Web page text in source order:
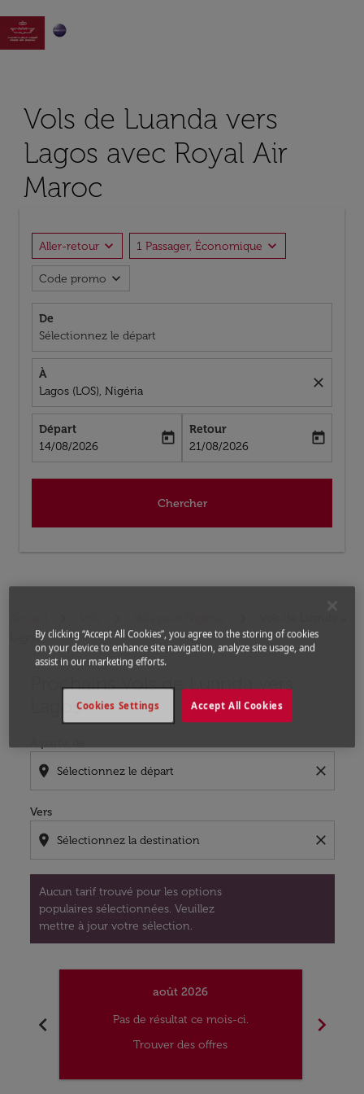

Vols de Luanda vers
Lagos avec Royal Air
Maroc
Aller-retour expand_more 1 Passager, Économique expand_more
Code promo expand_more
De
Sélectionnez le départ
À
Lagos (LOS), Nigéria
close
Départ
fc-booking-departure-date-aria-label
14/08/2026
today
Retour
fc-booking-return-date-aria-label
21/08/2026
today
Chercher
Lagos
Prochains Vols de Luanda vers
Lagos
location_on close
Vers
location_on close
Aucun tarif trouvé pour les options
populaires sélectionnées. Veuillez
mettre à jour votre sélection.
chevron_left
août 2026
Pas de résultat ce mois-ci.
Trouver des offres
chevron_right
By clicking “Accept All Cookies”, you agree to the storing of cookies
on your device to enhance site navigation, analyze site usage, and
assist in our marketing efforts.
Accept All Cookies
Cookies Settings